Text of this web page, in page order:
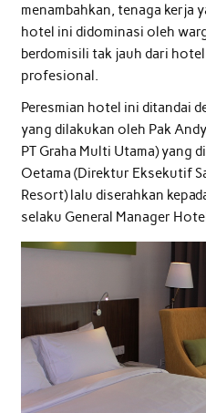
menambahkan, tenaga kerja
hotel ini didominasi oleh
berdomisili tak jauh dari
profesional.
Peresmian hotel ini ditandai
yang dilakukan oleh Pak
PT Graha Multi Utama) yang
Oetama (Direktur Eksekutif
Resort) lalu diserahkan
selaku General Manager